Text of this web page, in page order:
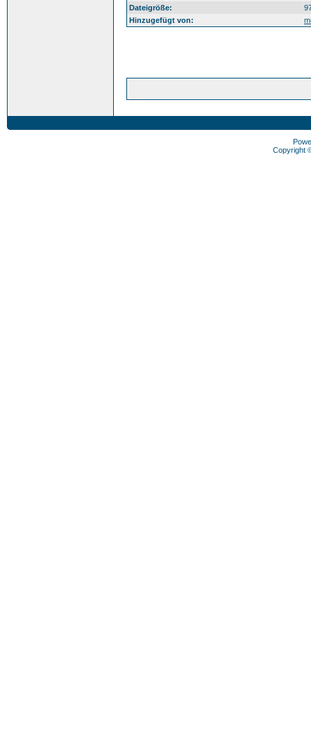
Dateigröße:
Hinzugefügt von:
Copyright